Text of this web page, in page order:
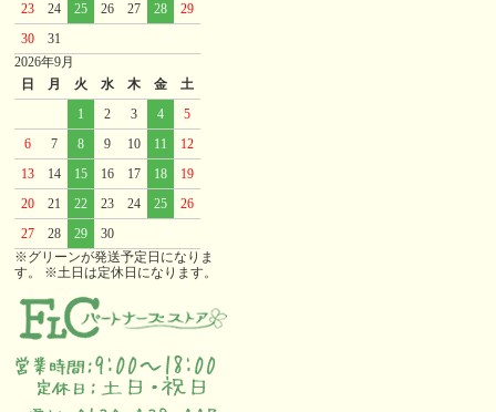
23
24 25 26 27 28
29
30
31
2026年9月
日
月 火 水 木 金
土
1
2 3 4
5
6
7 8 9 10 11
12
13
14 15 16 17 18
19
20
21 22 23 24 25
26
27
28 29
30
※グリーンが発送予定日になりま
す。 ※土日は定休日になります。